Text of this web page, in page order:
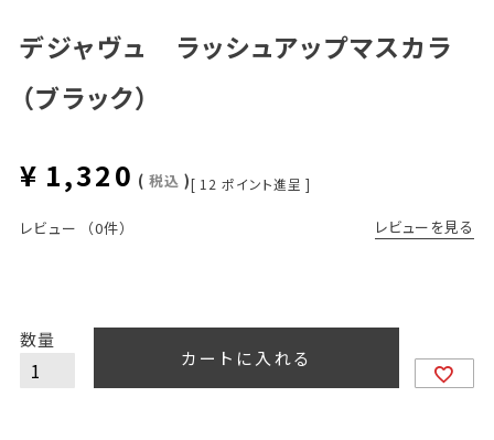
デジャヴュ ラッシュアップマスカラ
（ブラック）
¥ 1,320 税込 [ 12 ポイント進呈 ]
レビュー （0件） レビューを見る
カートに入れる